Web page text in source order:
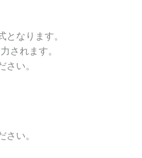
となります。
されます。
い。
い。